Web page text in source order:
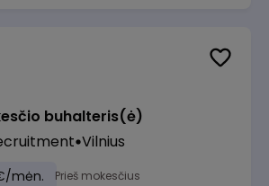
buhalteris(ė)
Vilnius
mėn. Prieš mokesčius